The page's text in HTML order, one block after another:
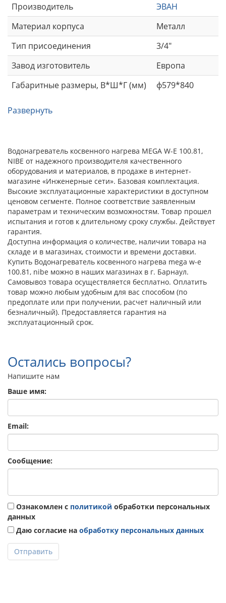
Производитель
ЭВАН
Материал корпуса
Металл
Тип присоединения
3/4"
Завод изготовитель
Европа
Габаритные размеры, В*Ш*Г (мм)
ф579*840
Развернуть
Водонагреватель косвенного нагрева MEGA W-E 100.81,
NIBE от надежного производителя качественного
оборудования и материалов, в продаже в интернет-
магазине «Инженерные сети». Базовая комплектация.
Высокие эксплуатационные характеристики в доступном
ценовом сегменте. Полное соответствие заявленным
параметрам и техническим возможностям. Товар прошел
испытания и готов к длительному сроку службы. Действует
гарантия.
Доступна информация о количестве, наличии товара на
складе и в магазинах, стоимости и времени доставки.
Купить Водонагреватель косвенного нагрева mega w-e
100.81, nibe можно в наших магазинах в г. Барнаул.
Самовывоз товара осуществляется бесплатно. Оплатить
товар можно любым удобным для вас способом (по
предоплате или при получении, расчет наличный или
безналичный). Предоставляется гарантия на
эксплуатационный срок.
Остались вопросы?
Напишите нам
Ваше имя:
Email:
Сообщение:
Ознакомлен с политикой обработки персональных
данных
Даю согласие на обработку персональных данных
Отправить